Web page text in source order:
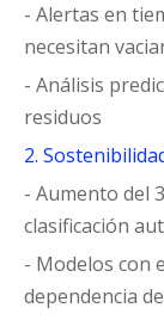
- Alertas en
necesitan
- Análisis
residuos
2.
- Aumento del
clasificación
- Modelos con
dependencia